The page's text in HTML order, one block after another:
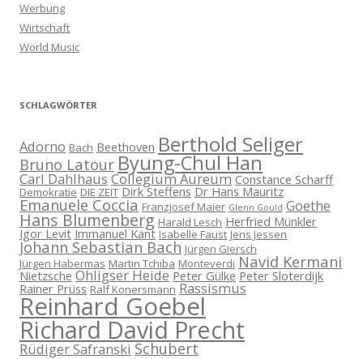
Werbung
Wirtschaft
World Music
SCHLAGWÖRTER
Adorno Bach Beethoven Berthold Seliger
Bruno Latour Byung-Chul Han
Carl Dahlhaus Collegium Aureum Constance Scharff
Demokratie DIE ZEIT Dirk Steffens Dr Hans Mauritz
Emanuele Coccia Franzjosef Maier Glenn Gould Goethe
Hans Blumenberg Harald Lesch Herfried Münkler
Igor Levit Immanuel Kant Isabelle Faust Jens Jessen
Johann Sebastian Bach Jürgen Giersch
Jürgen Habermas Martin Tchiba Monteverdi Navid Kermani
Nietzsche Ohligser Heide Peter Gülke Peter Sloterdijk
Rainer Prüss Ralf Konersmann Rassismus
Reinhard Goebel
Richard David Precht
Rüdiger Safranski Schubert